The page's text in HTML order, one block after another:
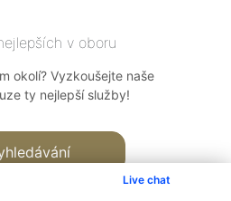
Live chat
v oboru
okolí? Vyzkoušejte naše
ty nejlepší služby!